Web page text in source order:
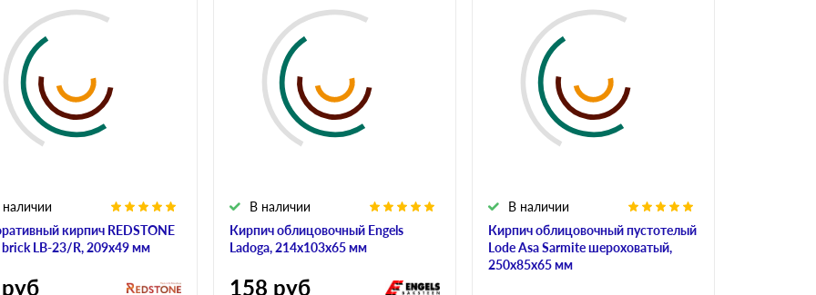
кирпич REDSTONE
LB-23/R, 209х49 мм
Кирпич облицовочный Engels
Ladoga, 214х103х65 мм
В наличии
158 руб
Кирпич облицовочный пустотелый
Lode Asa Sarmite шероховатый,
250х85х65 мм
В наличии